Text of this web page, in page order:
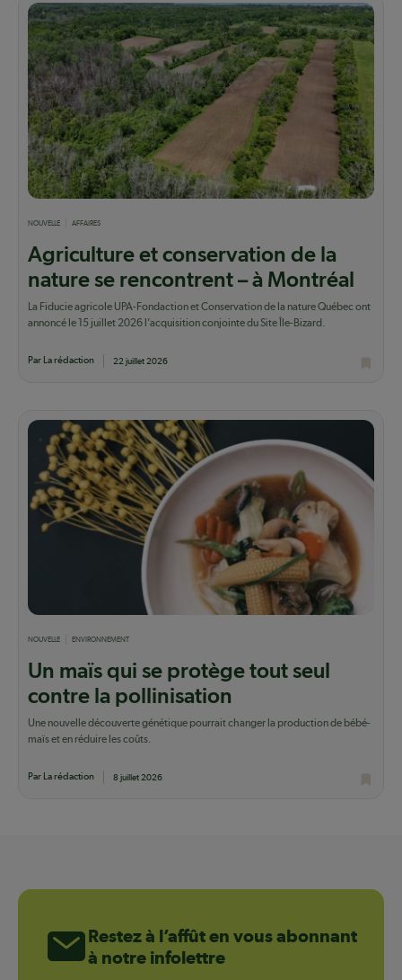
NOUVELLE AFFAIRES
Agriculture et conservation de la
nature se rencontrent – à Montréal
La Fiducie agricole UPA-Fondaction et Conservation de la nature Québec ont
annoncé le 15 juillet 2026 l’acquisition conjointe du Site Île-Bizard.
Par La rédaction 22 juillet 2026
NOUVELLE ENVIRONNEMENT
Un maïs qui se protège tout seul
contre la pollinisation
Une nouvelle découverte génétique pourrait changer la production de bébé-
maïs et en réduire les coûts.
Par La rédaction 8 juillet 2026
Restez à l’affût en vous abonnant
à notre infolettre